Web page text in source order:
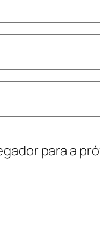
para a